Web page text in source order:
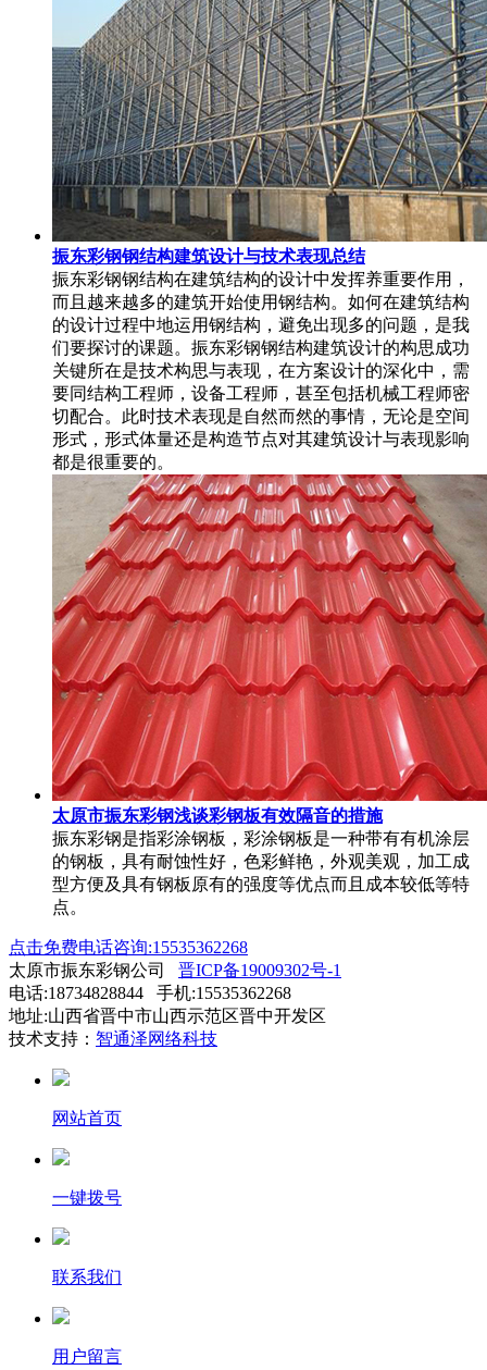
振东彩钢钢结构建筑设计与技术表现总结
振东彩钢钢结构在建筑结构的设计中发挥养重要作用，
而且越来越多的建筑开始使用钢结构。如何在建筑结构
的设计过程中地运用钢结构，避免出现多的问题，是我
们要探讨的课题。振东彩钢钢结构建筑设计的构思成功
关键所在是技术构思与表现，在方案设计的深化中，需
要同结构工程师，设备工程师，甚至包括机械工程师密
切配合。此时技术表现是自然而然的事情，无论是空间
形式，形式体量还是构造节点对其建筑设计与表现影响
都是很重要的。
太原市振东彩钢浅谈彩钢板有效隔音的措施
振东彩钢是指彩涂钢板，彩涂钢板是一种带有有机涂层
的钢板，具有耐蚀性好，色彩鲜艳，外观美观，加工成
型方便及具有钢板原有的强度等优点而且成本较低等特
点。
点击免费电话咨询:15535362268
太原市振东彩钢公司 晋ICP备19009302号-1
电话:18734828844 手机:15535362268
地址:山西省晋中市山西示范区晋中开发区
技术支持： 智通泽网络科技
网站首页
一键拨号
联系我们
用户留言